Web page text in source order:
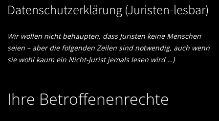
Datenschutzerklärung (Juristen-lesbar)
Wir wollen nicht behaupten, dass Juristen keine Menschen
seien – aber die folgenden Zeilen sind notwendig, auch wenn
sie wohl kaum ein Nicht-Jurist jemals lesen wird …)
Ihre Betroffenenrechte